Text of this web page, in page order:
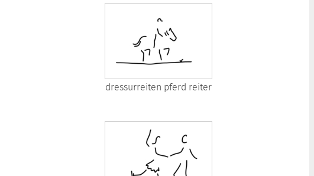
dressurreiten pferd reiter